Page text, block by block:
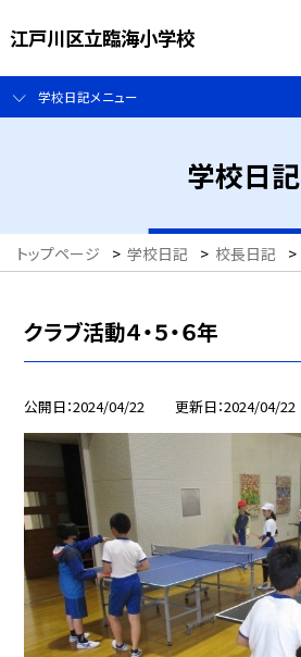
江戸川区立臨海小学校
学校日記メニュー
学校日記
トップページ > 学校日記 > 校長日記 >
クラブ活動４・５・６年
公開日 2024/04/22 更新日 2024/04/22